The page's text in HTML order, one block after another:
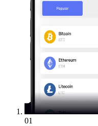
01